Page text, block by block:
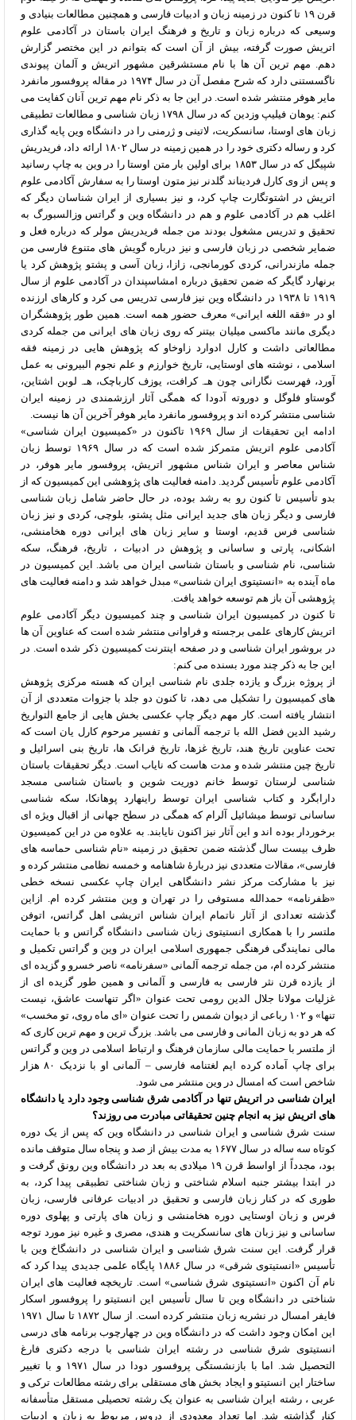
قرن ۱۹ تا کنون در زمینه زبان و ادبیات فارسی و همچنین مطالعات بنیادی و
وسیعی که درباره زبان و تاریخ و فرهنگ ایران باستان در آکادمی علوم
اتریش صورت گرفته، بیش از آن است که بتوانم در این مختصر گزارش
دهم. مهم ترین آن ها با نام مستشرقین مشهور اتریش و آلمان پیوندی
ناگسستنی دارد که شرح مفصل آن در سال ۱۹۷۴ در مقاله پروفسور مانفرد
مایر هوفر منتشر شده است. در این جا به ذکر نام مهم ترین آنان کفایت می
کنم: یوهان فیلیپ وزدین که در سال ۱۷۹۸ زبان شناسی و مطالعات تطبیقی
زبان های اوستا، سانسکریت، لاتینی و ژرمنی را در دانشگاه وین پایه گذاری
کرد و رساله دکتری خود را در همین زمینه در سال ۱۸۰۲ ارائه داد، فریدریش
شپیگل که در سال ۱۸۵۳ برای اولین بار متن اوستا را در وین به چاپ رسانید
و پس از وی کارل فردیناند گلدنر نیز متون اوستا را به سفارش آکادمی علوم
اتریش در اشتوتگارت چاپ کرد، و نیز بسیاری از ایران شناسان دیگر که
اغلب هم در آکادمی علوم و هم در دانشگاه وین و گراتس وزالسبورگ به
تحقیق و تدریس مشغول بودند من جمله فریدریش مولر که درباره فعل و
ضمایر شخصی در زبان فارسی و نیز درباره گویش های متنوع فارسی من
جمله مازندرانی، کردی کورمانجی، زازا، زبان آسی و پشتو پژوهش کرد یا
برنهارد گایگر که ضمن تحقیق درباره امشاسپندان در آکادمی علوم از سال
۱۹۱۹ تا ۱۹۳۸ در دانشگاه وین نیز فارسی تدریس می کرد و کارهای ارزنده
او در «فقه اللغه ایرانی» معرف حضور همه است. همین طور پژوهشگران
دیگری مانند ماکسی میلیان بیتنر که روی زبان های ایرانی من جمله کردی
مطالعاتی داشت و کارل ادوارد زاوخاو که پژوهش هایی در زمینه فقه
اسلامی ، نوشته های اوستایی، تاریخ خوارزم و علم نجوم البیرونی به عمل
آورد، فهرست نگارانی چون هـ. کرافت، یوزف کارباچک، هـ. لوبن اشتاین،
گوستاو فلوگل و دوروته آدودا که همگی آثار ارزشمندی در زمینه ایران
شناسی منتشر کرده اند و پروفسور مانفرد مایر هوفر آخرین آن ها نیست.
ادامه این تحقیقات از سال ۱۹۶۹ تاکنون در «کمیسیون ایران شناسی»
آکادمی علوم اتریش متمرکز شده است که در سال ۱۹۶۹ توسط زبان
شناس معاصر و ایران شناس مشهور اتریش، پروفسور مایر هوفر، در
آکادمی علوم تأسیس گردید. دامنه فعالیت های پژوهشی این کمیسیون که از
بدو تأسیس تا کنون رو به رشد بوده، در حال حاضر شامل زبان شناسی
فارسی و دیگر زبان های جدید ایرانی مثل پشتو، بلوچی، کردی و نیز زبان
شناسی فرس قدیم، اوستا و سایر زبان های ایرانی دوره هخامنشی،
اشکانی، پارتی و ساسانی و پژوهش در ادبیات ، تاریخ، فرهنگ، سکه
شناسی، نام شناسی و باستان شناسی ایران می باشد. این کمیسیون در
ماه آینده به «انستیتوی ایران شناسی» مبدل خواهد شد و دامنه فعالیت های
پژوهشی آن باز هم توسعه خواهد یافت.
تا کنون در کمیسیون ایران شناسی و چند کمیسیون دیگر آکادمی علوم
اتریش کارهای علمی برجسته و فراوانی منتشر شده است که عناوین آن ها
در بروشور ایران شناسی و در صفحه اینترنت کمیسیون ذکر شده است. در
این جا به ذکر چند مورد بسنده می کنم:
از پروژه بزرگ و یازده جلدی نام شناسی ایران که هسته مرکزی پژوهش
های کمیسیون را تشکیل می دهد، تا کنون دو جلد با جزوات متعددی از آن
انتشار یافته است. کار مهم دیگر چاپ عکسی بخش هایی از جامع التواریخ
رشید الدین فضل الله با ترجمه آلمانی و تفسیر مرحوم کارل یان است که
تحت عناوین تاریخ هند، تاریخ غزها، تاریخ فرانک ها، تاریخ بنی اسرائیل و
تاریخ چین منتشر شده و مدت هاست که نایاب است. دیگر تحقیقات باستان
شناسی لرستان توسط خانم دوریت شوین و باستان شناسی مسجد
دارابگرد و کتاب شناسی ایران توسط راینهارد پوهانکا، سکه شناسی
ساسانی توسط میشائیل آلرام که همگی در سطح جهانی از اقبال ویژه ای
برخوردار بوده اند و این آثار نیز اکنون نایابند. به علاوه من در این کمیسیون
ظرف بیست سال گذشته ضمن تحقیق در زمینه «نام شناسی حماسه های
فارسی»، مقالات متعددی نیز دربارۀ شاهنامه و خمسه نظامی منتشر کرده و
نیز با مشارکت مرکز نشر دانشگاهی ایران چاپ عکسی نسخه خطی
«ظفرنامه» حمدالله مستوفی را در تهران و وین منتشر کرده ام. ازاین
گذشته تعدادی از آثار ناتمام ایران شناس اتریشی اهل گراتس، اتوفن
ملتسر را با همکاری انستیتوی زبان شناسی دانشگاه گراتس و با حمایت
مالی نمایندگی فرهنگی جمهوری اسلامی ایران در وین و گراتس تکمیل و
منتشر کرده ام، من جمله ترجمه آلمانی «سفرنامه» ناصر خسرو و گزیده ای
از یازده قرن نثر فارسی به فارسی و آلمانی و همین طور گزیده ای از
غزلیات مولانا جلال الدین رومی تحت عنوان «اگر تنهاست عاشق، نیست
تنها» و ۱۰۲ رباعی از دیوان شمس را تحت عنوان «ای ماه روی، تو مخسب»
که هر دو به زبان المانی و فارسی می باشد. بزرگ ترین و مهم ترین کاری که
از ملتسر با حمایت مالی سازمان فرهنگ و ارتباط اسلامی در وین و گراتس
برای چاپ آماده کرده ایم لغتنامه فارسی – آلمانی او با نزدیک ۸۰ هزار
شاخص است که امسال در وین منتشر می شود.
ایران شناسی در اتریش تنها در آکادمی شرق شناسی وجود دارد یا دانشگاه
های اتریش نیز به انجام چنین تحقیقاتی مبادرت می روزند؟
سنت شرق شناسی و ایران شناسی در دانشگاه وین که پس از یک دوره
کوتاه سه ساله در سال ۱۶۷۷ به مدت بیش از صد و پنجاه سال متوقف مانده
بود، مجدداً از اواسط قرن ۱۹ میلادی به بعد در دانشگاه وین رونق گرفت و
در ابتدا بیشتر جنبه اسلام شناختی و زبان شناختی تطبیقی پیدا کرد، به
طوری که در کنار زبان فارسی و تحقیق در ادبیات عرفانی فارسی، زبان
فرس و زبان اوستایی دوره هخامنشی و زبان های پارتی و پهلوی دوره
ساسانی و نیز زبان های سانسکریت و هندی، مصری و غیره نیز مورد توجه
قرار گرفت. این سنت شرق شناسی و ایران شناسی در دانشگاخ وین با
تأسیس «انستیتوی شرقی» در سال ۱۸۸۶ پایگاه علمی جدیدی پیدا کرد که
نام آن اکنون «انستیتوی شرق شناسی» است. تاریخچه فعالیت های ایران
شناختی در دانشگاه وین تا سال تأسیس این انستیتو را پروفسور اسکار
فایفر امسال در نشریه زبان منتشر کرده است. از سال ۱۸۷۲ تا سال ۱۹۷۱
این امکان وجود داشت که در دانشگاه وین در چهارچوب برنامه های درسی
انستیتوی شرق شناسی در رشته ایران شناسی با درجه دکتری فارغ
التحصیل شد. اما با بازنشستگی پروفسور دودا در سال ۱۹۷۱ و با تغییر
ساختار این انستیتو و ایجاد بخش های مستقلی برای رشته مطالعات ترکی و
عربی ، رشته ایران شناسی به عنوان یک رشته تحصیلی مستقل متأسفانه
کنار گذاشته شد. اما تعداد معدودی از دروس مربوط به زبان و ادبیات